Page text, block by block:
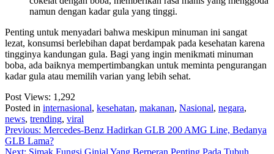
namun dengan kadar gula yang tinggi.
Penting untuk menyadari bahwa meskipun minuman ini sangat
lezat, konsumsi berlebihan dapat berdampak pada kesehatan karena
tingginya kandungan gula. Bagi yang ingin menikmati minuman
boba, ada baiknya mempertimbangkan untuk meminta pengurangan
kadar gula atau memilih varian yang lebih sehat.
Post Views: 1,292
Posted in internasional, kesehatan, makanan, Nasional, negara,
news, trending, viral
Post
navigation
Previous: Mercedes-Benz Hadirkan GLB 200 AMG Line, Bedanya
GLB Lama?
Next: Simak Fungsi Ginjal Yang Berperan Penting Pada Tubuh